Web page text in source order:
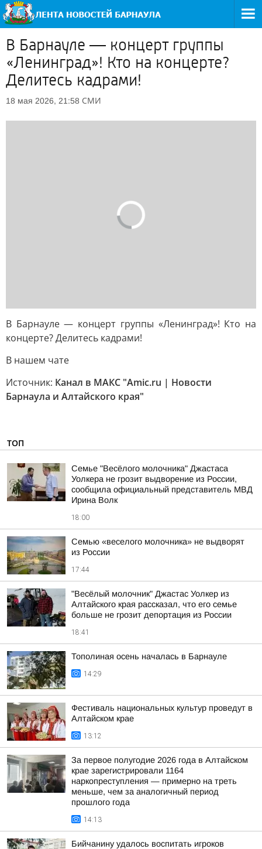
В Барнауле — концерт группы
«Ленинград»! Кто на концерте?
Делитесь кадрами!
18 мая 2026, 21:58 СМИ
В Барнауле — концерт группы «Ленинград»! Кто на
концерте? Делитесь кадрами!
В нашем чате
Источник: Канал в МАКС "Amic.ru | Новости
Барнаула и Алтайского края"
ТОП
Семье "Весёлого молочника" Джастаса
Уолкера не грозит выдворение из России,
сообщила официальный представитель МВД
Ирина Волк
18:00
Семью «веселого молочника» не выдворят
из России
17:44
"Весёлый молочник" Джастас Уолкер из
Алтайского края рассказал, что его семье
больше не грозит депортация из России
18:41
Тополиная осень началась в Барнауле
14:29
Фестиваль национальных культур проведут в
Алтайском крае
13:12
За первое полугодие 2026 года в Алтайском
крае зарегистрировали 1164
наркопреступления — примерно на треть
меньше, чем за аналогичный период
прошлого года
14:13
Бийчанину удалось воспитать игроков